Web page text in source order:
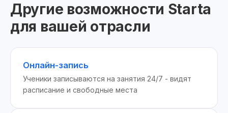
Другие возможности Starta
для вашей отрасли
Онлайн-запись
Ученики записываются на занятия 24/7 - видят
расписание и свободные места